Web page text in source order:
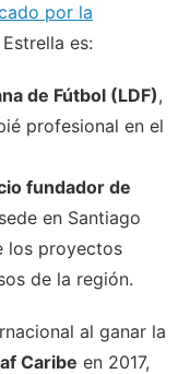
por la
Estrella es:
de Fútbol (LDF),
profesional en el
fundador de
en Santiago
los proyectos
de la región.
al ganar la
Caribe en 2017,